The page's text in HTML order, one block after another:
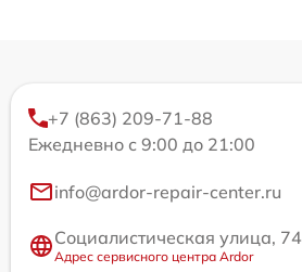
+7 (863) 209-71-88
Ежедневно с 9:00 до 21:00
info@ardor-repair-center.ru
Социалистическая улица, 74
Адрес сервисного центра Ardor